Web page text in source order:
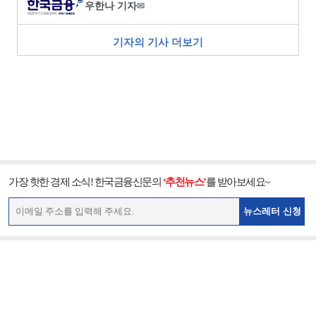
우한나 기자✉
기자의 기사 더보기
가장 핫한 경제 소식! 한국금융신문의 ‘추천뉴스’를 받아보세요~
뉴스레터 신청